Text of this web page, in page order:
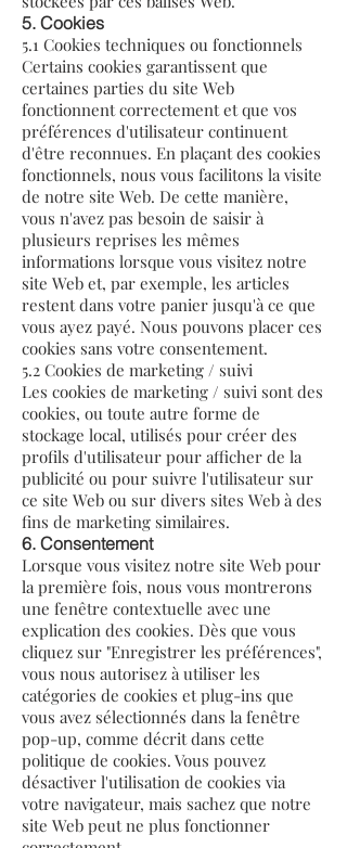
5. Cookies
5.1 Cookies techniques ou fonctionnels
Certains cookies garantissent que
certaines parties du site Web
fonctionnent correctement et que vos
préférences d'utilisateur continuent
d'être reconnues. En plaçant des cookies
fonctionnels, nous vous facilitons la visite
de notre site Web. De cette manière,
vous n'avez pas besoin de saisir à
plusieurs reprises les mêmes
informations lorsque vous visitez notre
site Web et, par exemple, les articles
restent dans votre panier jusqu'à ce que
vous ayez payé. Nous pouvons placer ces
cookies sans votre consentement.
5.2 Cookies de marketing / suivi
Les cookies de marketing / suivi sont des
cookies, ou toute autre forme de
stockage local, utilisés pour créer des
profils d'utilisateur pour afficher de la
publicité ou pour suivre l'utilisateur sur
ce site Web ou sur divers sites Web à des
fins de marketing similaires.
6. Consentement
Lorsque vous visitez notre site Web pour
la première fois, nous vous montrerons
une fenêtre contextuelle avec une
explication des cookies. Dès que vous
cliquez sur "Enregistrer les préférences",
vous nous autorisez à utiliser les
catégories de cookies et plug-ins que
vous avez sélectionnés dans la fenêtre
pop-up, comme décrit dans cette
politique de cookies. Vous pouvez
désactiver l'utilisation de cookies via
votre navigateur, mais sachez que notre
site Web peut ne plus fonctionner